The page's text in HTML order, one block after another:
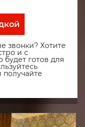
звонки? Хотите
и с
будет готов для